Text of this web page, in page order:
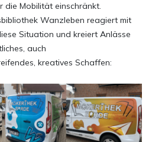
die Mobilität einschränkt.
Wanzleben reagiert mit
Situation und kreiert Anlässe
auch
kreatives Schaffen: